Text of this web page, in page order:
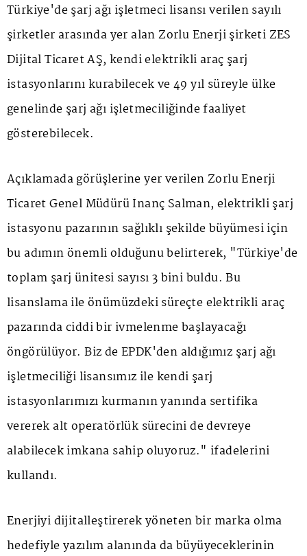
Türkiye'de şarj ağı işletmeci lisansı verilen sayılı
şirketler arasında yer alan Zorlu Enerji şirketi ZES
Dijital Ticaret AŞ, kendi elektrikli araç şarj
istasyonlarını kurabilecek ve 49 yıl süreyle ülke
genelinde şarj ağı işletmeciliğinde faaliyet
gösterebilecek.
Açıklamada görüşlerine yer verilen Zorlu Enerji
Ticaret Genel Müdürü İnanç Salman, elektrikli şarj
istasyonu pazarının sağlıklı şekilde büyümesi için
bu adımın önemli olduğunu belirterek, "Türkiye'de
toplam şarj ünitesi sayısı 3 bini buldu. Bu
lisanslama ile önümüzdeki süreçte elektrikli araç
pazarında ciddi bir ivmelenme başlayacağı
öngörülüyor. Biz de EPDK'den aldığımız şarj ağı
işletmeciliği lisansımız ile kendi şarj
istasyonlarımızı kurmanın yanında sertifika
vererek alt operatörlük sürecini de devreye
alabilecek imkana sahip oluyoruz." ifadelerini
kullandı.
Enerjiyi dijitalleştirerek yöneten bir marka olma
hedefiyle yazılım alanında da büyüyeceklerinin